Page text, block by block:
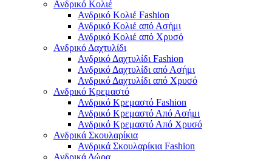
Ανδρικό Κολιέ
Ανδρικό Κολιέ Fashion
Ανδρικό Κολιέ από Ασήμι
Ανδρικό Κολιέ από Χρυσό
Ανδρικό Δαχτυλίδι
Ανδρικό Δαχτυλίδι Fashion
Ανδρικό Δαχτυλίδι από Ασήμι
Ανδρικό Δαχτυλίδι από Χρυσό
Ανδρικό Κρεμαστό
Ανδρικό Κρεμαστό Fashion
Ανδρικό Κρεμαστό Από Ασήμι
Ανδρικό Κρεμαστό Από Χρυσό
Ανδρικά Σκουλαρίκια
Ανδρικά Σκουλαρίκια Fashion
Ανδρικά Δώρα